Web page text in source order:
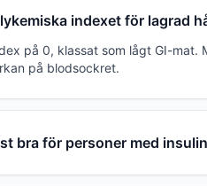
indexet för lagrad
på 0, klassat som lågt GI-mat.
på blodsockret.
bra för personer med